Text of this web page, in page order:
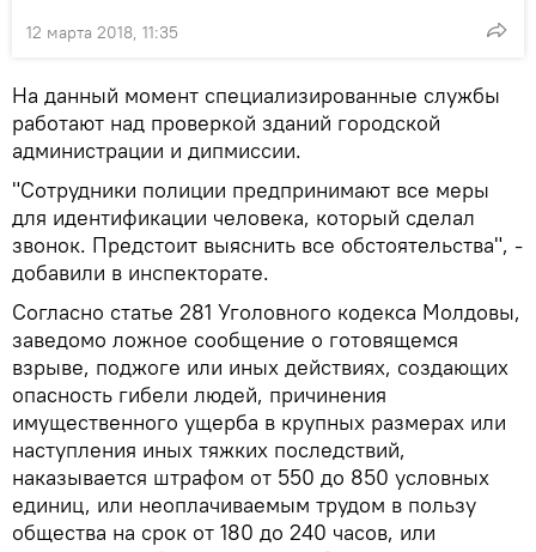
12 марта 2018, 11:35
На данный момент специализированные службы
работают над проверкой зданий городской
администрации и дипмиссии.
"Сотрудники полиции предпринимают все меры
для идентификации человека, который сделал
звонок. Предстоит выяснить все обстоятельства", -
добавили в инспекторате.
Согласно статье 281 Уголовного кодекса Молдовы,
заведомо ложное сообщение о готовящемся
взрыве, поджоге или иных действиях, создающих
опасность гибели людей, причинения
имущественного ущерба в крупных размерах или
наступления иных тяжких последствий,
наказывается штрафом от 550 до 850 условных
единиц, или неоплачиваемым трудом в пользу
общества на срок от 180 до 240 часов, или